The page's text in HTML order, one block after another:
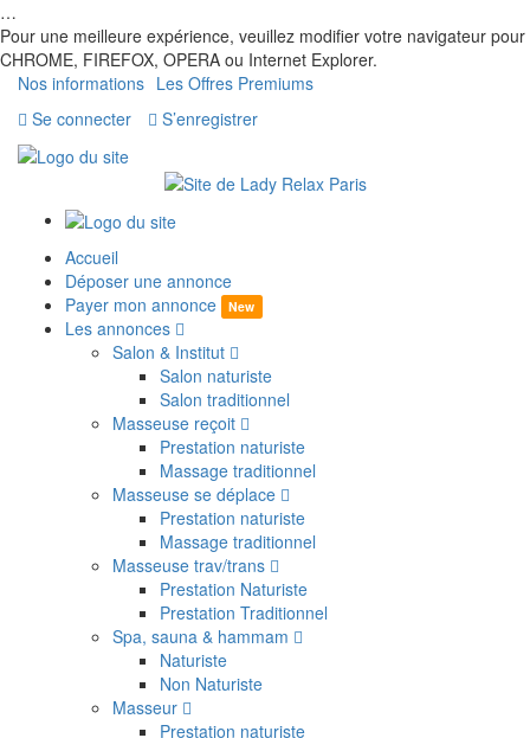
…
Pour une meilleure expérience, veuillez modifier votre navigateur pour
CHROME, FIREFOX, OPERA ou Internet Explorer.
Nos informations Les Offres Premiums
Se connecter
S’enregistrer
Accueil
Déposer une annonce
Payer mon annonce
New
Les annonces
Salon & Institut
Salon naturiste
Salon traditionnel
Masseuse reçoit
Prestation naturiste
Massage traditionnel
Masseuse se déplace
Prestation naturiste
Massage traditionnel
Masseuse trav/trans
Prestation Naturiste
Prestation Traditionnel
Spa, sauna & hammam
Naturiste
Non Naturiste
Masseur
Prestation naturiste